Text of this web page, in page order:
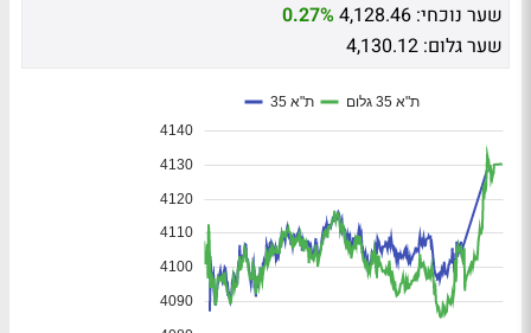
שער נוכחי: 4,128.46
0.27%
שער גלום: 4,130.12